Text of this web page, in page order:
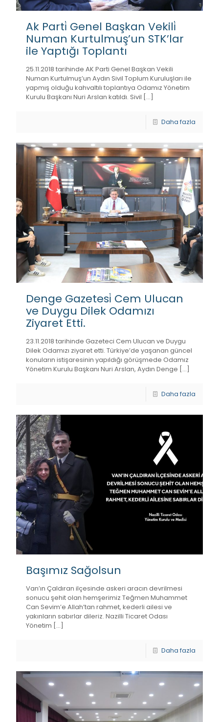
Ak Parti̇ Genel Başkan Vekili̇
Numan Kurtulmuş’un STK’lar
ile Yaptığı Toplantı
25.11.2018 tarihinde AK Parti Genel Başkan Vekili
Numan Kurtulmuş’un Aydın Sivil Toplum Kuruluşları ile
yapmış olduğu kahvaltılı toplantıya Odamız Yönetim
Kurulu Başkanı Nuri Arslan katıldı. Sivil […]
Daha fazla
Denge Gazetesi̇ Cem Ulucan
ve Duygu Dilek Odamızı
Ziyaret Etti.
23.11.2018 tarihinde Gazeteci Cem Ulucan ve Duygu
Dilek Odamızı ziyaret etti. Türkiye’de yaşanan güncel
konuların istişaresinin yapıldığı görüşmede Odamız
Yönetim Kurulu Başkanı Nuri Arslan, Aydın Denge […]
Daha fazla
Başımız Sağolsun
Van’ın Çaldıran ilçesinde askeri aracın devrilmesi
sonucu şehit olan hemşerimiz Teğmen Muhammet
Can Sevim’e Allah’tan rahmet, kederli ailesi ve
yakınların sabırlar dileriz. Nazilli Ticaret Odası
Yönetim […]
Daha fazla